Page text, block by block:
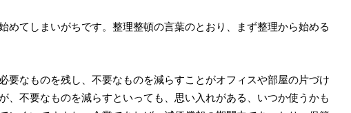
めてしまいがちです。整理整頓の言葉のとおり、まず整理から始める
要なものを残し、不要なものを減らすことがオフィスや部屋の片づけ
、不要なものを減らすといっても、思い入れがある、いつか使うかも